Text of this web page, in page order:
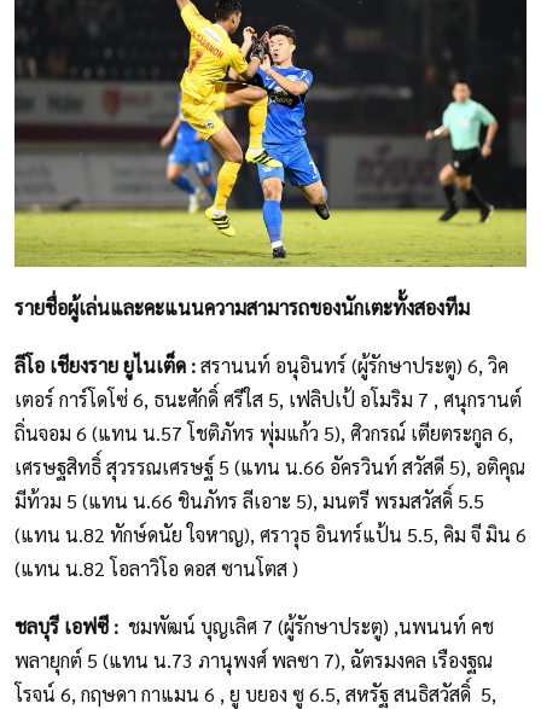
รายชื่อผู้เล่นและคะแนนความสามารถของนักเตะทั้งสองทีม
ลีโอ เชียงราย ยูไนเต็ด :สรานนท์ อนุอินทร์ (ผู้รักษาประตู) 6, วิค
เตอร์ การ์โดโซ่ 6, ธนะศักดิ์ ศรีใส 5, เฟลิปเป้ อโมริม 7 , ศนุกรานต์
ถิ่นจอม 6 (แทน น.57 โชติภัทร พุ่มแก้ว 5), ศิวกรณ์ เตียตระกูล 6,
เศรษฐสิทธิ์ สุวรรณเศรษฐ์ 5 (แทน น.66 อัครวินท์ สวัสดี 5), อติคุณ
มีท้วม 5 (แทน น.66 ชินภัทร ลีเอาะ 5), มนตรี พรมสวัสดิ์ 5.5
(แทน น.82 ทักษ์ดนัย ใจหาญ), ศราวุธ อินทร์แป้น 5.5, คิม จี มิน 6
(แทน น.82 โอลาวิโอ ดอส ซานโตส )
ชลบุรี เอฟซี : ชมพัฒน์ บุญเลิศ 7 (ผู้รักษาประตู) ,นพนนท์ คช
พลายุกต์ 5 (แทน น.73 ภานุพงศ์ พลซา 7), ฉัตรมงคล เรืองฐณ
โรจน์ 6, กฤษดา กาแมน 6 , ยู บยอง ซู 6.5, สหรัฐ สนธิสวัสดิ์ 5,